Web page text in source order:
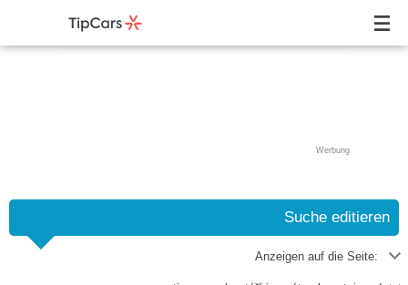
Werbung
Suche editieren
Anzeigen auf die Seite: